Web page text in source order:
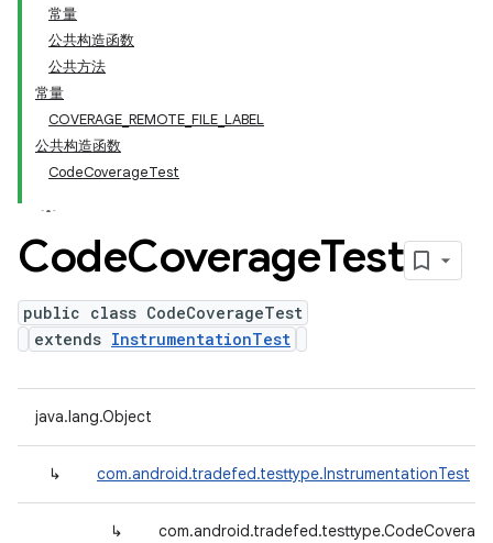
常量
公共构造函数
公共方法
常量
COVERAGE_REMOTE_FILE_LABEL
公共构造函数
CodeCoverageTest
CodeCoverageTest
public class CodeCoverageTest
extends InstrumentationTest
java.lang.Object
↳ com.android.tradefed.testtype.InstrumentationTest
↳